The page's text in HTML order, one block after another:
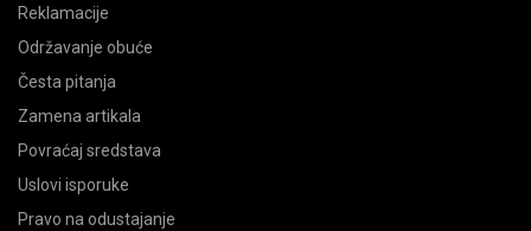
Reklamacije
Održavanje obuće
Česta pitanja
Zamena artikala
Povraćaj sredstava
Uslovi isporuke
Pravo na odustajanje